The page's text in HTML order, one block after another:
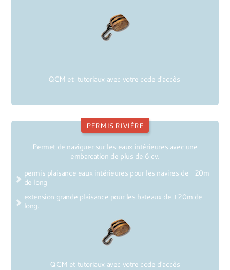
QCM et tutoriaux avec votre code d'accès
PERMIS RIVIÈRE
Permet de naviguer sur les eaux intérieures avec une
embarcation de plus de 6 cv.
permis plaisance eaux intérieures pour les navires de -20m
de long
extension grande plaisance pour les bateaux de +20m de
long.
QCM et tutoriaux avec votre code d'accès